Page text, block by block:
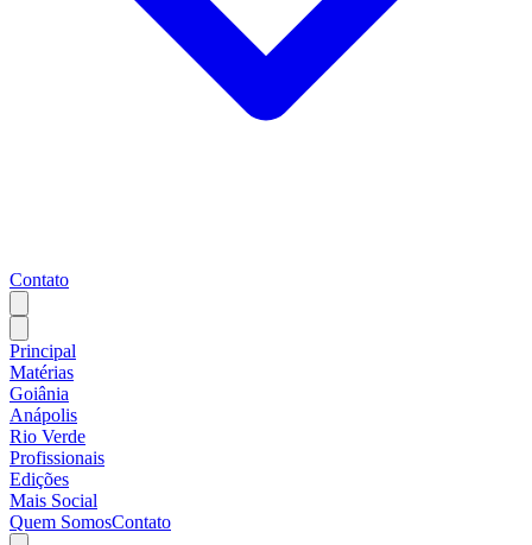
Contato
Principal
Matérias
Goiânia
Anápolis
Rio Verde
Profissionais
Edições
Mais Social
Quem SomosContato